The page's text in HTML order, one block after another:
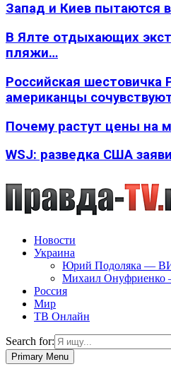
Запад и Киев пытаются
В Ялте отдыхающих
пляжи…
Российская шестовичка
американцы
Почему растут цены на
WSJ: разведка США
Новости
Украина
Юрий Подоляка —
Михаил Онуфриенко
Россия
Мир
ТВ Онлайн
Search for:
Primary Menu